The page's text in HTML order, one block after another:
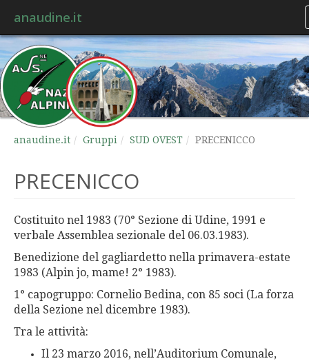
anaudine.it
anaudine.it Gruppi SUD OVEST PRECENICCO
PRECENICCO
Costituito nel 1983 (70° Sezione di Udine, 1991 e
verbale Assemblea sezionale del 06.03.1983).
Benedizione del gagliardetto nella primavera-estate
1983 (Alpin jo, mame! 2° 1983).
1° capogruppo: Cornelio Bedina, con 85 soci (La forza
della Sezione nel dicembre 1983).
Tra le attività:
Il 23 marzo 2016, nell’Auditorium Comunale,